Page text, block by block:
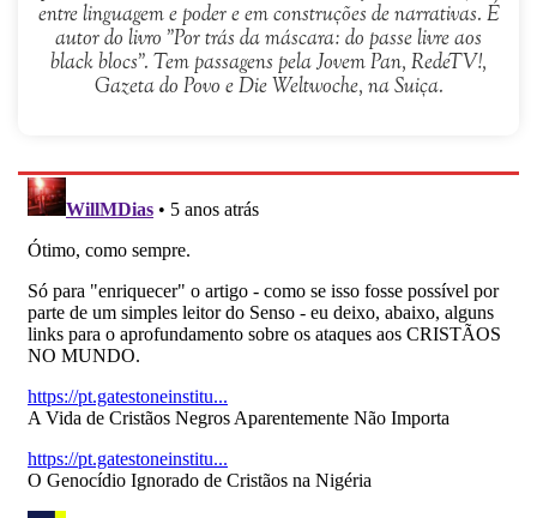
entre linguagem e poder e em construções de narrativas. É
autor do livro "Por trás da máscara: do passe livre aos
black blocs". Tem passagens pela Jovem Pan, RedeTV!,
Gazeta do Povo e Die Weltwoche, na Suiça.